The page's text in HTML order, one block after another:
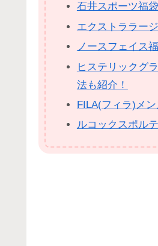
石井スポーツ福
エクストララー
ノースフェイス
ヒステリックグ
法も紹介！
FILA(フィラ)メ
ルコックスポル